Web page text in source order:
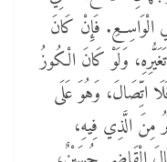
الْوَاسِعِ. فَإِنْ كَانَ
وَلَوْ كَانَ الْكُوزُ
اتِّصَالَ، وَهُوَ عَلَى
مِنَ الَّذِي فِيهِ،